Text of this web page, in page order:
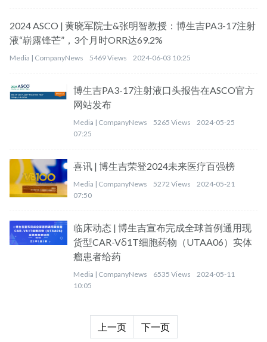
2024 ASCO | 黄晓军院士&张明智教授：博生吉PA3-17注射
液“崭露锋芒”，3个月时ORR达69.2%
Media | CompanyNews 5469 Views 2024-06-03 10:25
博生吉PA3-17注射液口头报告在ASCO官方
网站发布
Media | CompanyNews 5265 Views
2024-05-25
07:25
喜讯 | 博生吉荣登2024未来医疗百强榜
Media | CompanyNews 5272 Views
2024-05-21
07:50
临床动态 | 博生吉宣布完成全球首例通用现
货型CAR-Vδ1T细胞药物（UTAA06）实体
瘤患者给药
Media | CompanyNews 6535 Views
2024-05-11
10:05
上一页 下一页